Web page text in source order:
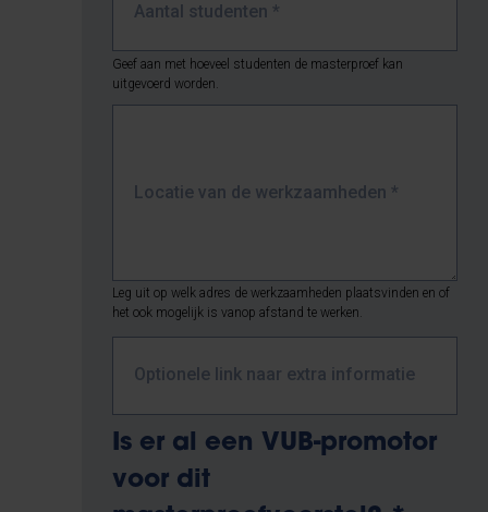
Aantal studenten *
Geef aan met hoeveel studenten de masterproef kan
uitgevoerd worden.
Locatie van de werkzaamheden *
Leg uit op welk adres de werkzaamheden plaatsvinden en of
het ook mogelijk is vanop afstand te werken.
Optionele link naar extra informatie
Is er al een VUB-promotor
voor dit